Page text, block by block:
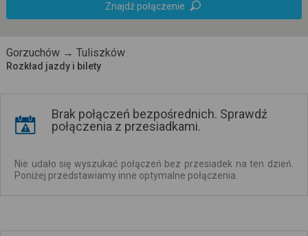
Znajdź połączenie
Gorzuchów → Tuliszków
Rozkład jazdy i bilety
Brak połączeń bezpośrednich. Sprawdź
połączenia z przesiadkami.
Nie udało się wyszukać połączeń bez przesiadek na ten dzień.
Poniżej przedstawiamy inne optymalne połączenia.